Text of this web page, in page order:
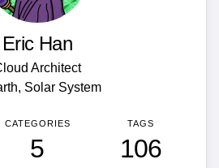
Eric Han
Architect
Solar System
CATEGORIES
5
TAGS
106